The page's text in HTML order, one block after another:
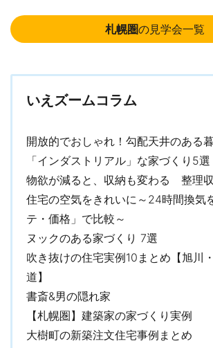
札幌圏の見学会一覧
いえズームコラム
開放的でおしゃれ！勾配天井のある
「インダストリアル」な家づくり5選
物欲が減ると、収納も変わる 整理
住宅の空気をきれいに～24時間換気
テ・価格」で比較～
ヌックのある家づくり 7選
吹き抜けの住宅実例10まとめ【旭川
道】
書斎&男の隠れ家
【札幌圏】建築家の家づくり実例
大樹町の新築注文住宅事例まとめ